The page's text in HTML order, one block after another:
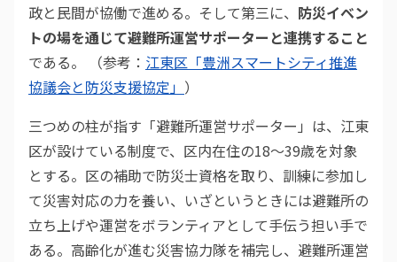
政と民間が協働で進める。そして第三に、 防災イベン
トの場を通じて避難所運営サポーターと連携すること
である。 （参考： 江東区「豊洲スマートシティ推進
協議会と防災支援協定」 ）
三つめの柱が指す「避難所運営サポーター」は、江東
区が設けている制度で、区内在住の18〜39歳を対象
とする。区の補助で防災士資格を取り、訓練に参加し
て災害対応の力を養い、いざというときには避難所の
立ち上げや運営をボランティアとして手伝う担い手で
ある。高齢化が進む災害協力隊を補完し、避難所運営